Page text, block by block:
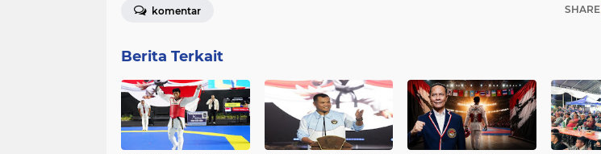
SHARE
komentar
Berita Terkait